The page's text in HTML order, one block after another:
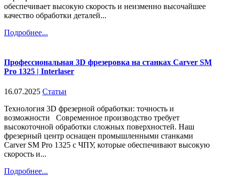
обеспечивает высокую скорость и неизменно высочайшее
качество обработки деталей...
Подробнее...
Профессиональная 3D фрезеровка на станках Carver SM
Pro 1325 | Interlaser
16.07.2025 Статьи
Технология 3D фрезерной обработки: точность и
возможности Современное производство требует
высокоточной обработки сложных поверхностей. Наш
фрезерный центр оснащен промышленными станками
Carver SM Pro 1325 с ЧПУ, которые обеспечивают высокую
скорость и...
Подробнее...